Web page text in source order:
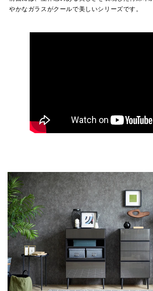
やかなガラスがクールで美しいシリーズです。